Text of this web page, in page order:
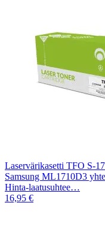
Laservärikasetti TFO S-
Samsung ML1710D3
Hinta-laatusuhtee…
16,95 €